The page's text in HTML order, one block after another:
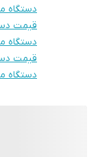
دستگاه
قیمت
دستگاه
قیمت
دستگاه